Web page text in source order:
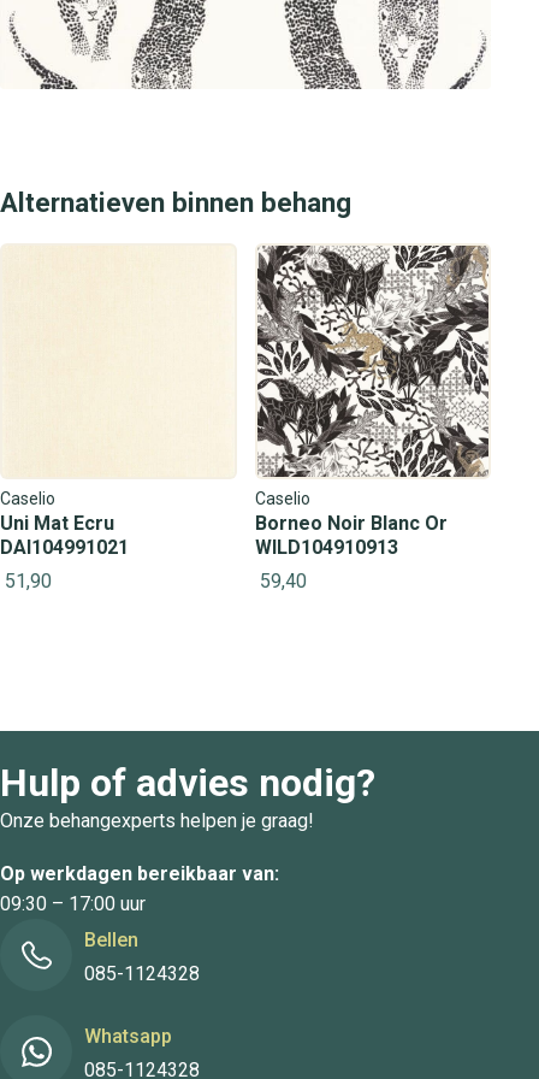
Alternatieven binnen behang
Caselio
Uni Mat Ecru
DAI104991021
51,90
Caselio
Borneo Noir Blanc Or
WILD104910913
59,40
Hulp of advies nodig?
Onze behangexperts helpen je graag!
Op werkdagen bereikbaar van:
09:30 – 17:00 uur
Bellen
085-1124328
Whatsapp
085-1124328